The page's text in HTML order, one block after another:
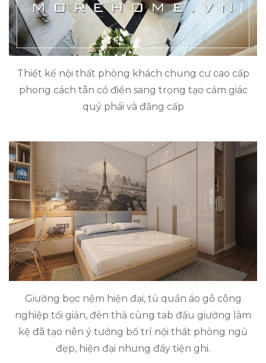
Thiết kế nội thất phòng khách chung cư cao cấp
phong cách tân cổ điển sang trọng tạo cảm giác
quý phái và đẳng cấp
Giường bọc nệm hiện đại, tủ quần áo gỗ công
nghiệp tối giản, đèn thả cùng tab đầu giường làm
kệ đã tạo nên ý tưởng bố trí nội thất phòng ngủ
đẹp, hiện đại nhưng đầy tiện ghi.